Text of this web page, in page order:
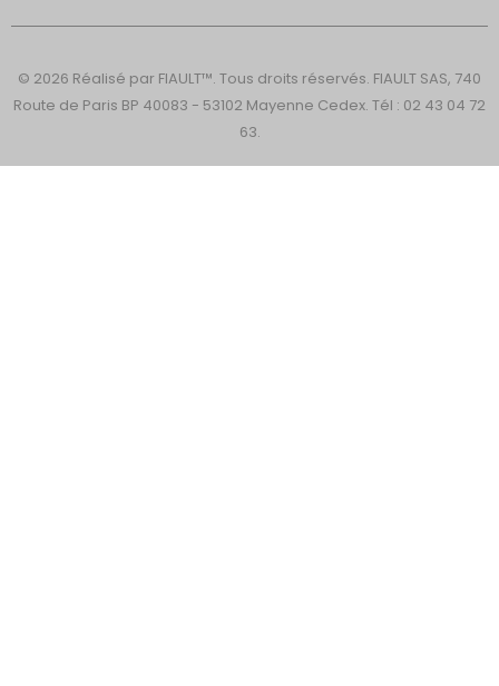
© 2026 Réalisé par FIAULT™. Tous droits réservés. FIAULT SAS, 740
Route de Paris BP 40083 - 53102 Mayenne Cedex. Tél : 02 43 04 72
63.